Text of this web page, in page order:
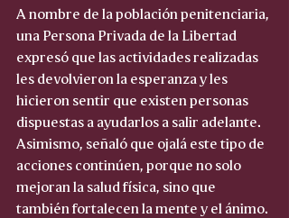
A nombre de la población penitenciaria,
una Persona Privada de la Libertad
expresó que las actividades realizadas
les devolvieron la esperanza y les
hicieron sentir que existen personas
dispuestas a ayudarlos a salir adelante.
Asimismo, señaló que ojalá este tipo de
acciones continúen, porque no solo
mejoran la salud física, sino que
también fortalecen la mente y el ánimo.